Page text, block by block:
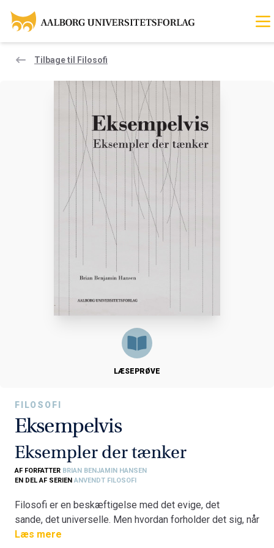
Tilbage til Filosofi
LÆSEPRØVE
FILOSOFI
Eksempelvis
Eksempler der tænker
AF FORFATTER BRIAN BENJAMIN HANSEN
EN DEL AF SERIEN ANVENDT FILOSOFI
Filosofi er en beskæftigelse med det evige, det
sande, det universelle. Men hvordan forholder det sig, når
filosoffer bruger eksempler? Hvad sker der i Jean-
Læs mere